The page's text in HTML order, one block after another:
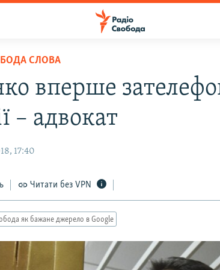
СЛОВА
вперше
– адвокат
17:40
Читати без VPN
як бажане джерело в Google